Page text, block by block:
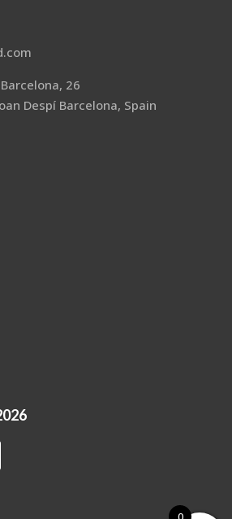
26
Despí Barcelona, Spain